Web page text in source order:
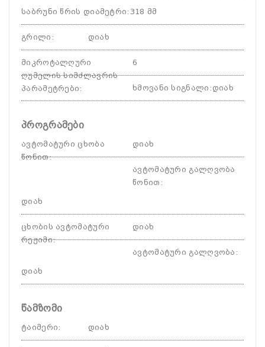
საბრუნი წრის დიამეტრი: 318 მმ
გრილი : დიახ
მიკროტალღური
ღუმელის სიმძლავრის
პარამეტრები:
6
ხმოვანი სიგნალი : დიახ
პროგრამები
ავტომატური ცხობა
წონით:
დიახ
ავტომატური გალღვობა
წონით :
დიახ
ცხობის ავტომატური
რეჟიმი:
დიახ
ავტომატური გალღვობა :
დიახ
წამზომი
ტაიმერი: დიახ